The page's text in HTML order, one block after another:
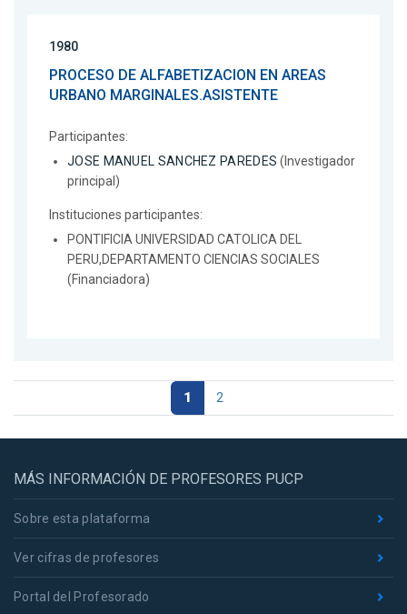
1980
PROCESO DE ALFABETIZACION EN AREAS
URBANO MARGINALES.ASISTENTE
Participantes:
JOSE MANUEL SANCHEZ PAREDES (Investigador
principal)
Instituciones participantes:
PONTIFICIA UNIVERSIDAD CATOLICA DEL
PERU,DEPARTAMENTO CIENCIAS SOCIALES
(Financiadora)
1 2
MÁS INFORMACIÓN DE PROFESORES PUCP
Sobre esta plataforma
Ver cifras de profesores
Portal del Profesorado